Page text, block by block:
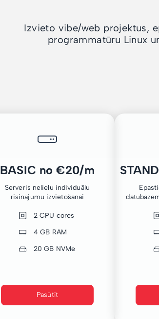
Izvieto vibe/web projektus,
programmatūru Linux
BASIC no €20/m
Serveris nelielu individuālu
risinājumu izvietošanai
2 CPU cores
4 GB RAM
20 GB NVMe
Pasūtīt